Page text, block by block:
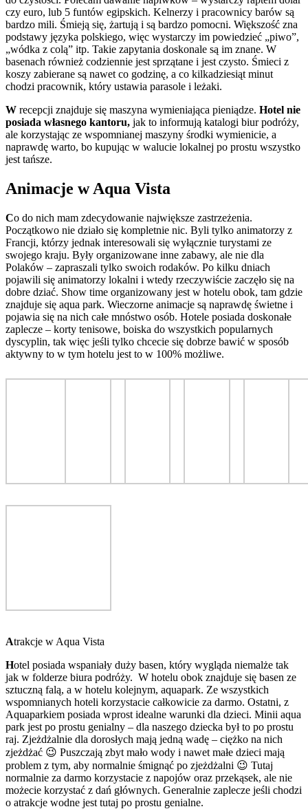
czy euro, lub 5 funtów egipskich. Kelnerzy i pracownicy barów są
bardzo mili. Śmieją się, żartują i są bardzo pomocni. Większość zna
podstawy języka polskiego, więc wystarczy im powiedzieć „piwo”,
„wódka z colą” itp. Takie zapytania doskonale są im znane. W
basenach również codziennie jest sprzątane i jest czysto. Śmieci z
koszy zabierane są nawet co godzinę, a co kilkadziesiąt minut
chodzi pracownik, który ustawia parasole i leżaki.
W recepcji znajduje się maszyna wymieniająca pieniądze. Hotel nie
posiada własnego kantoru, jak to informują katalogi biur podróży,
ale korzystając ze wspomnianej maszyny środki wymienicie, a
naprawdę warto, bo kupując w walucie lokalnej po prostu wszystko
jest tańsze.
Animacje w Aqua Vista
Co do nich mam zdecydowanie największe zastrzeżenia.
Początkowo nie działo się kompletnie nic. Byli tylko animatorzy z
Francji, którzy jednak interesowali się wyłącznie turystami ze
swojego kraju. Były organizowane inne zabawy, ale nie dla
Polaków – zapraszali tylko swoich rodaków. Po kilku dniach
pojawili się animatorzy lokalni i wtedy rzeczywiście zaczęło się na
dobre dziać. Show time organizowany jest w hotelu obok, tam gdzie
znajduje się aqua park. Wieczorne animacje są naprawdę świetne i
pojawia się na nich całe mnóstwo osób. Hotele posiada doskonałe
zaplecze – korty tenisowe, boiska do wszystkich popularnych
dyscyplin, tak więc jeśli tylko chcecie się dobrze bawić w sposób
aktywny to w tym hotelu jest to w 100% możliwe.
Atrakcje w Aqua Vista
Hotel posiada wspaniały duży basen, który wygląda niemalże tak
jak w folderze biura podróży. W hotelu obok znajduje się basen ze
sztuczną falą, a w hotelu kolejnym, aquapark. Ze wszystkich
wspomnianych hoteli korzystacie całkowicie za darmo. Ostatni, z
Aquaparkiem posiada wprost idealne warunki dla dzieci. Minii aqua
park jest po prostu genialny – dla naszego dziecka był to po prostu
raj. Zjeżdżalnie dla dorosłych mają jedną wadę – ciężko na nich
zjeżdżać 😉 Puszczają zbyt mało wody i nawet małe dzieci mają
problem z tym, aby normalnie śmignąć po zjeżdżalni 😉 Tutaj
normalnie za darmo korzystacie z napojów oraz przekąsek, ale nie
możecie korzystać z dań głównych. Generalnie zaplecze jeśli chodzi
o atrakcje wodne jest tutaj po prostu genialne.